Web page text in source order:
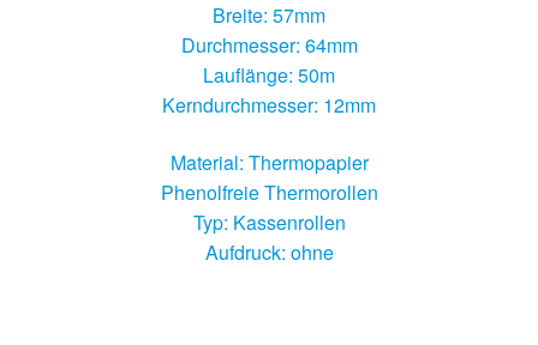
Breite: 57mm
Durchmesser: 64mm
Lauflänge: 50m
Kerndurchmesser: 12mm
Material: Thermopapier
Phenolfreie Thermorollen
Typ: Kassenrollen
Aufdruck: ohne